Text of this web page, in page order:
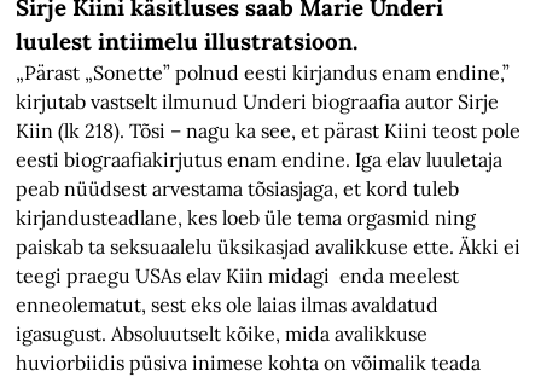
Sirje Kiini käsitluses saab Marie Underi
luulest intiimelu illustratsioon.
„Pärast „Sonette” polnud eesti kirjandus enam endine,”
kirjutab vastselt ilmunud Underi biograafia autor Sirje
Kiin (lk 218). Tõsi – nagu ka see, et pärast Kiini teost pole
eesti biograafiakirjutus enam endine. Iga elav luuletaja
peab nüüdsest arvestama tõsiasjaga, et kord tuleb
kirjandusteadlane, kes loeb üle tema orgasmid ning
paiskab ta seksuaalelu üksikasjad avalikkuse ette. Äkki ei
teegi praegu USAs elav Kiin midagi enda meelest
enneolematut, sest eks ole laias ilmas avaldatud
igasugust. Absoluutselt kõike, mida avalikkuse
huviorbiidis püsiva inimese kohta on võimalik teada